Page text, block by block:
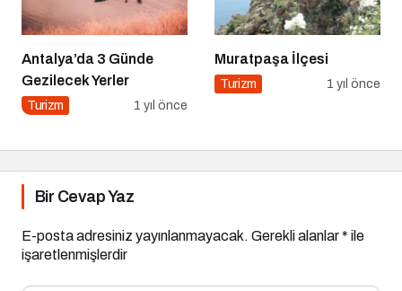
Antalya’da 3 Günde
Gezilecek Yerler
Turizm 1 yıl önce
Muratpaşa İlçesi
Turizm 1 yıl önce
Bir Cevap Yaz
E-posta adresiniz yayınlanmayacak. Gerekli alanlar* ile
işaretlenmişlerdir